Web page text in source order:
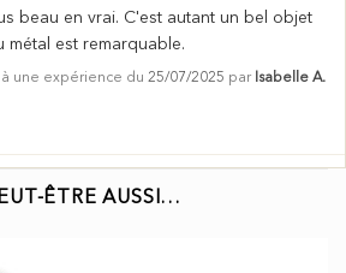
beau en vrai. C'est autant un bel objet
métal est remarquable.
à une expérience du 25/07/2025 par Isabelle A.
ÊTRE AUSSI…